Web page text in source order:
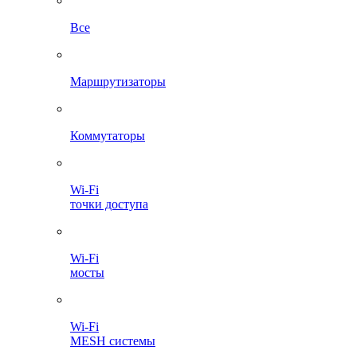
Все
Маршрутизаторы
Коммутаторы
Wi-Fi
точки доступа
Wi-Fi
мосты
Wi-Fi
MESH системы